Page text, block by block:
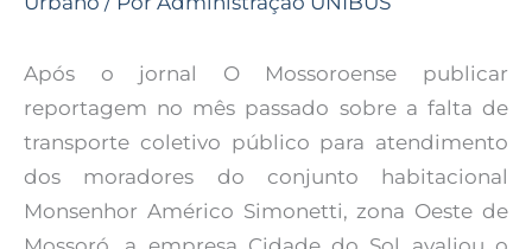
Após o jornal O Mossoroense publicar
reportagem no mês passado sobre a falta de
transporte coletivo público para atendimento
dos moradores do conjunto habitacional
Monsenhor Américo Simonetti, zona Oeste de